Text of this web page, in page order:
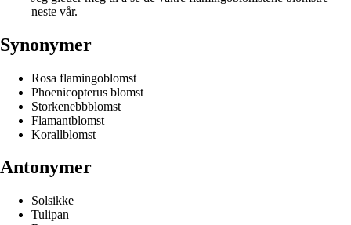
neste vår.
Synonymer
Rosa flamingoblomst
Phoenicopterus blomst
Storkenebbblomst
Flamantblomst
Korallblomst
Antonymer
Solsikke
Tulipan